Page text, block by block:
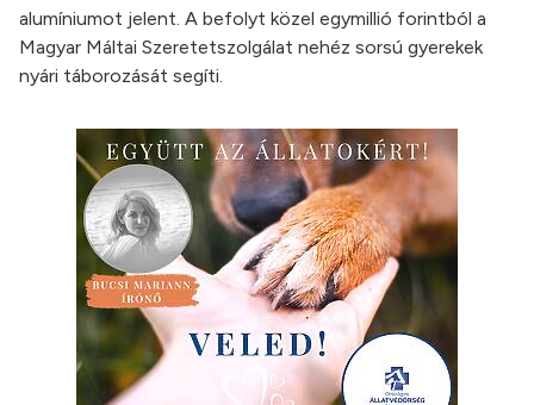
alumíniumot jelent. A befolyt közel egymillió forintból a
Magyar Máltai Szeretetszolgálat nehéz sorsú gyerekek
nyári táborozását segíti.